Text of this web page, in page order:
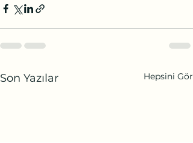
Son Yazılar Hepsini Gör